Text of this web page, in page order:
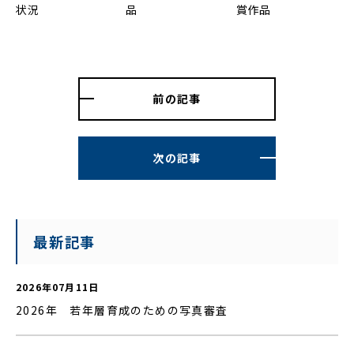
状況
品
賞作品
前の記事
次の記事
最新記事
2026年07月11日
2026年 若年層育成のための写真審査